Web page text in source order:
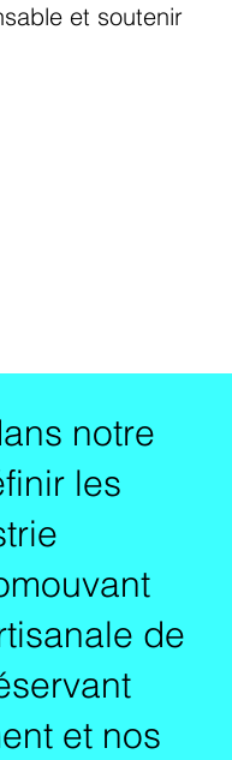
et soutenir
notre
les
de
et nos